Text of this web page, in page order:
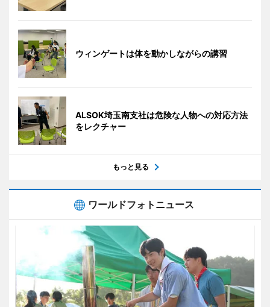
ウィンゲートは体を動かしながらの講習
ALSOK埼玉南支社は危険な人物への対応方法
をレクチャー
もっと見る
ワールドフォトニュース